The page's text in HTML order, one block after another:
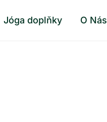
Jóga doplňky O Nás